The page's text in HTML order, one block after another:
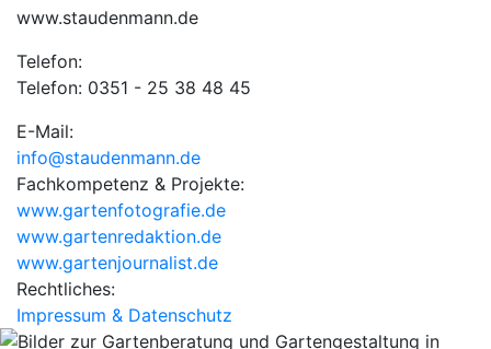
www.staudenmann.de
Telefon:
Telefon: 0351 - 25 38 48 45
E-Mail:
info@staudenmann.de
Fachkompetenz & Projekte:
www.gartenfotografie.de
www.gartenredaktion.de
www.gartenjournalist.de
Rechtliches:
Impressum & Datenschutz